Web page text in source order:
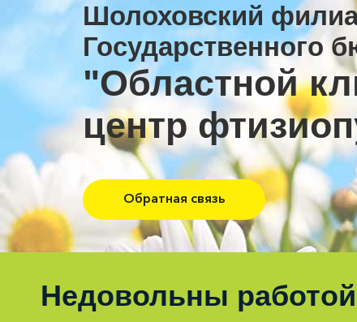
Шолоховский
Государственного
"Областной
центр
Обратная связь
Недовольны